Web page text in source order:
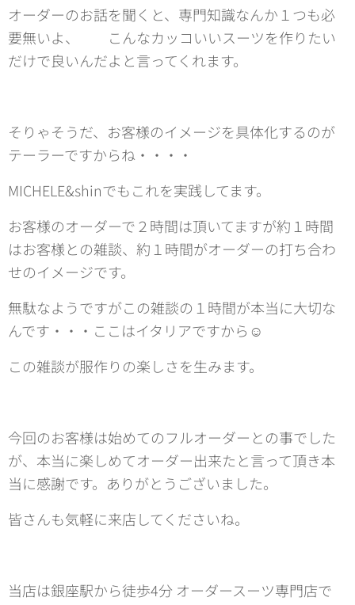
オーダーのお話を聞くと、専門知識なんか１つも必
要無いよ、 こんなカッコいいスーツを作りたい
だけで良いんだよと言ってくれます。
そりゃそうだ、お客様のイメージを具体化するのが
テーラーですからね・・・・
MICHELE&shinでもこれを実践してます。
お客様のオーダーで２時間は頂いてますが約１時間
はお客様との雑談、約１時間がオーダーの打ち合わ
せのイメージです。
無駄なようですがこの雑談の１時間が本当に大切な
んです・・・ここはイタリアですから☺
この雑談が服作りの楽しさを生みます。
今回のお客様は始めてのフルオーダーとの事でした
が、本当に楽しめてオーダー出来たと言って頂き本
当に感謝です。ありがとうございました。
皆さんも気軽に来店してくださいね。
当店は銀座駅から徒歩4分 オーダースーツ専門店で